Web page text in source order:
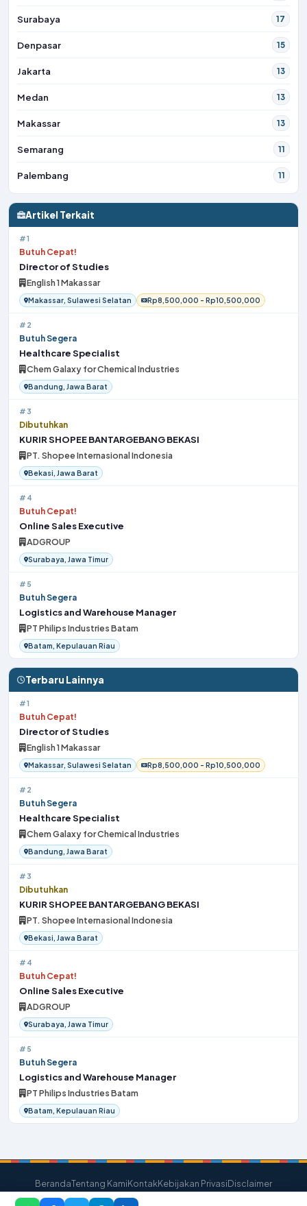
Surabaya 17
Denpasar 15
Jakarta 13
Medan 13
Makassar 13
Semarang 11
Palembang 11
Artikel Terkait
#1
Butuh Cepat!
Director of Studies
English 1 Makassar
Makassar, Sulawesi Selatan Rp8,500,000 - Rp10,500,000
#2
Butuh Segera
Healthcare Specialist
Chem Galaxy for Chemical Industries
Bandung, Jawa Barat
#3
Dibutuhkan
KURIR SHOPEE BANTARGEBANG BEKASI
PT. Shopee Internasional Indonesia
Bekasi, Jawa Barat
#4
Butuh Cepat!
Online Sales Executive
ADGROUP
Surabaya, Jawa Timur
#5
Butuh Segera
Logistics and Warehouse Manager
PT Philips Industries Batam
Batam, Kepulauan Riau
Terbaru Lainnya
#1
Butuh Cepat!
Director of Studies
English 1 Makassar
Makassar, Sulawesi Selatan Rp8,500,000 - Rp10,500,000
#2
Butuh Segera
Healthcare Specialist
Chem Galaxy for Chemical Industries
Bandung, Jawa Barat
#3
Dibutuhkan
KURIR SHOPEE BANTARGEBANG BEKASI
PT. Shopee Internasional Indonesia
Bekasi, Jawa Barat
#4
Butuh Cepat!
Online Sales Executive
ADGROUP
Surabaya, Jawa Timur
#5
Butuh Segera
Logistics and Warehouse Manager
PT Philips Industries Batam
Batam, Kepulauan Riau
BerandaTentang KamiKontakKebijakan PrivasiDisclaimer